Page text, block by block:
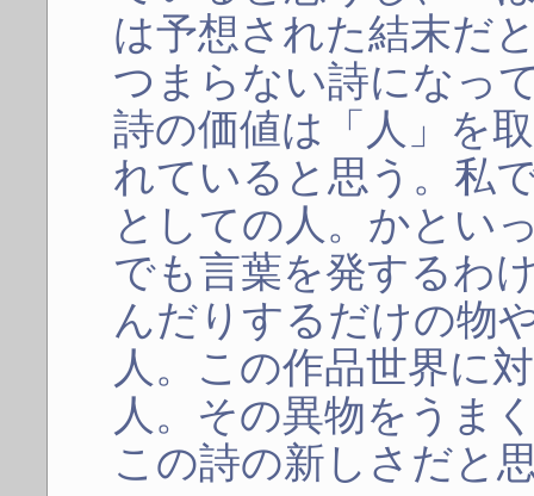
は予想された結末だ
つまらない詩になっ
詩の価値は「人」を
れていると思う。私
としての人。かとい
でも言葉を発するわ
んだりするだけの物
人。この作品世界に
人。その異物をうま
この詩の新しさだと